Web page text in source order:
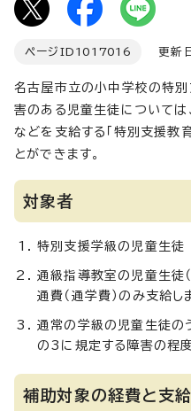
ページID 1017016 更新
名古屋市立の小中学校の特
害のある児童生徒については
などを支給する「特別支援教
とができます。
対象者
特別支援学級の児童生徒
通級指導教室の児童生徒
通費（通学費）のみ支給しま
通常の学級の児童生徒の
の3に規定する障害の程度
補助対象の経費と支